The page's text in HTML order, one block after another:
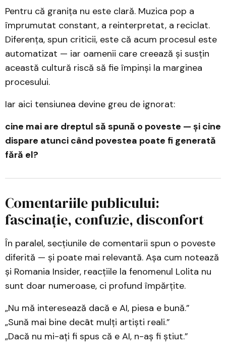
Pentru că granița nu este clară. Muzica pop a
împrumutat constant, a reinterpretat, a reciclat.
Diferența, spun criticii, este că acum procesul este
automatizat — iar oamenii care creează și susțin
această cultură riscă să fie împinși la marginea
procesului.
Iar aici tensiunea devine greu de ignorat:
cine mai are dreptul să spună o poveste — și cine
dispare atunci când povestea poate fi generată
fără el?
Comentariile publicului:
fascinație, confuzie, disconfort
În paralel, secțiunile de comentarii spun o poveste
diferită — și poate mai relevantă. Așa cum notează
și Romania Insider, reacțiile la fenomenul Lolita nu
sunt doar numeroase, ci profund împărțite.
„Nu mă interesează dacă e AI, piesa e bună.”
„Sună mai bine decât mulți artiști reali.”
„Dacă nu mi-ați fi spus că e AI, n-aș fi știut.”